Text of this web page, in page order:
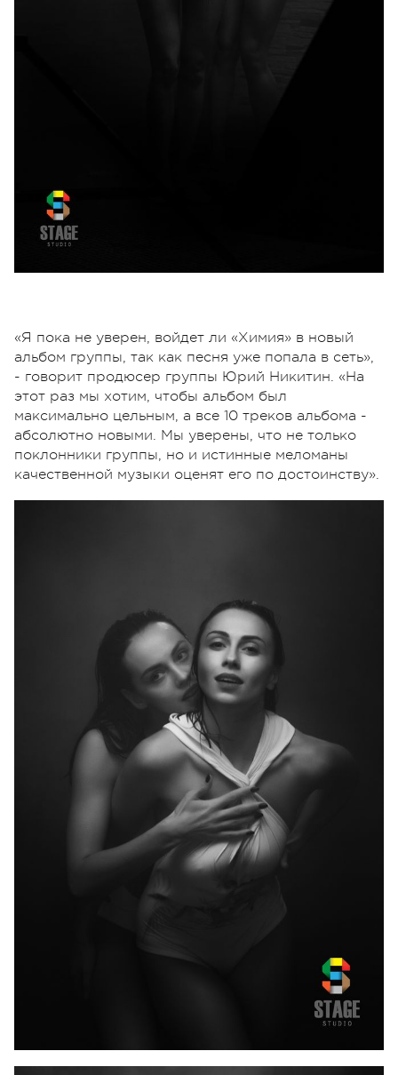
«Я пока не уверен, войдет ли «Химия» в новый
альбом группы, так как песня уже попала в сеть»,
- говорит продюсер группы Юрий Никитин. «На
этот раз мы хотим, чтобы альбом был
максимально цельным, а все 10 треков альбома -
абсолютно новыми. Мы уверены, что не только
поклонники группы, но и истинные меломаны
качественной музыки оценят его по достоинству».